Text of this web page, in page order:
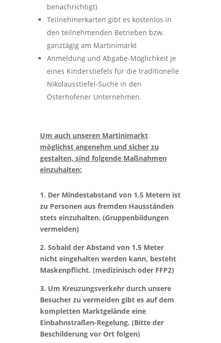
benachrichtigt)
Teilnehmerkarten gibt es kostenlos in
den teilnehmenden Betrieben bzw.
ganztägig am Martinimarkt
Anmeldung und Abgabe-Möglichkeit je
eines Kinderstiefels für die traditionelle
Nikolausstiefel-Suche in den
Osterhofener Unternehmen.
Um auch unseren Martinimarkt
möglichst angenehm und sicher zu
gestalten, sind folgende Maßnahmen
einzuhalten:
1. Der Mindestabstand von 1,5 Metern ist
zu Personen aus fremden Hausständen
stets einzuhalten. (Gruppenbildungen
vermeiden)
2. Sobald der Abstand von 1,5 Meter
nicht eingehalten werden kann, besteht
Maskenpflicht. (medizinisch oder FFP2)
3. Um Kreuzungsverkehr durch unsere
Besucher zu vermeiden gibt es auf dem
kompletten Marktgelände eine
Einbahnstraßen-Regelung. (Bitte der
Beschilderung vor Ort folgen)